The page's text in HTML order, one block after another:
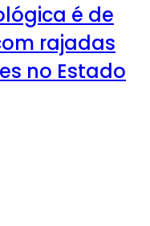
é de
rajadas
no Estado